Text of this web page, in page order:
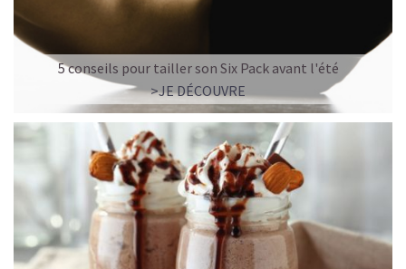
5 conseils pour tailler son Six Pack avant l'été
>JE DÉCOUVRE